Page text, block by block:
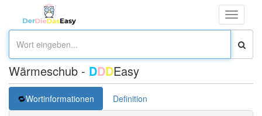
Toggle
Wärmeschub - DDDEasy
Wortinformationen Definition